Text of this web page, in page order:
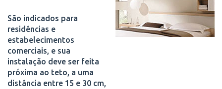
São indicados para
residências e
estabelecimentos
comerciais, e sua
instalação deve ser feita
próxima ao teto, a uma
distância entre 15 e 30 cm,